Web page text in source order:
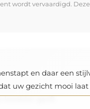
wordt vervaardigd.
en daar een
uw gezicht mooi
geeft.